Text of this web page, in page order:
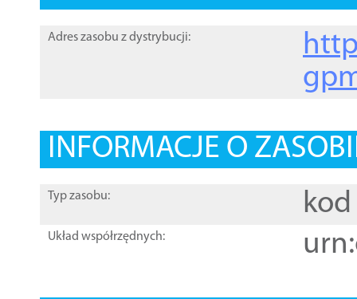
Adres zasobu z dystrybucji:
INFORMACJE O
Typ zasobu: kod
Układ współrzędnych: